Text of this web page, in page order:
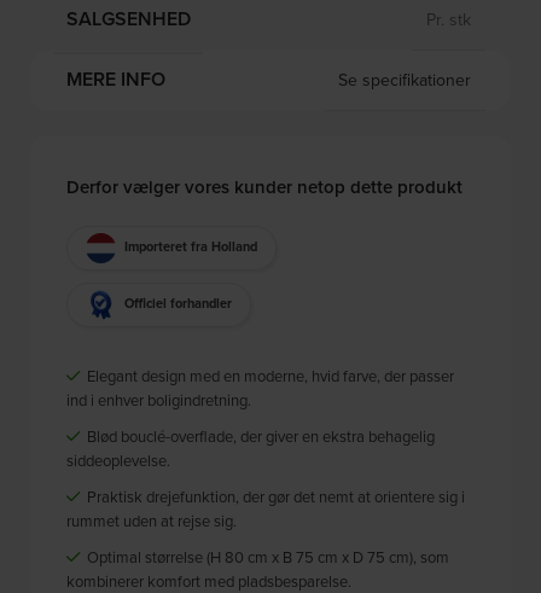
SALGSENHED Pr. stk
MERE INFO Se specifikationer
Derfor vælger vores kunder netop dette produkt
Importeret fra Holland
Officiel forhandler
Elegant design med en moderne, hvid farve, der passer
ind i enhver boligindretning.
Blød bouclé-overflade, der giver en ekstra behagelig
siddeoplevelse.
Praktisk drejefunktion, der gør det nemt at orientere sig i
rummet uden at rejse sig.
Optimal størrelse (H 80 cm x B 75 cm x D 75 cm), som
kombinerer komfort med pladsbesparelse.